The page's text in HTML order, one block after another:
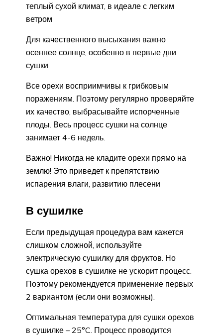
теплый сухой климат, в идеале с легким
ветром
Для качественного высыхания важно
осеннее солнце, особенно в первые дни
сушки
Все орехи восприимчивы к грибковым
поражениям. Поэтому регулярно проверяйте
их качество, выбрасывайте испорченные
плоды. Весь процесс сушки на солнце
занимает 4-6 недель.
Важно! Никогда не кладите орехи прямо на
землю! Это приведет к препятствию
испарения влаги, развитию плесени
В сушилке
Если предыдущая процедура вам кажется
слишком сложной, используйте
электрическую сушилку для фруктов. Но
сушка орехов в сушилке не ускорит процесс.
Поэтому рекомендуется применение первых
2 вариантом (если они возможны).
Оптимальная температура для сушки орехов
в сушилке – 25°C. Процесс проводится